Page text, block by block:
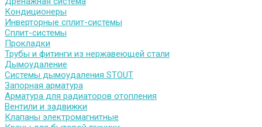
Кондиционеры
Инверторные сплит-системы
Сплит-системы
Прокладки
Трубы и фитинги из нержавеющей стали
Дымоудаление
Системы дымоудаления STOUT
Запорная арматура
Арматура для радиаторов отопления
Вентили и задвижки
Клапаны электромагнитные